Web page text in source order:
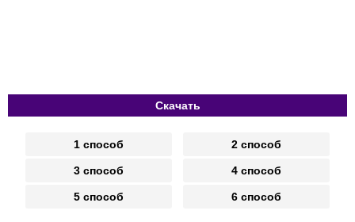
Скачать
1 способ 2 способ
3 способ 4 способ
5 способ 6 способ